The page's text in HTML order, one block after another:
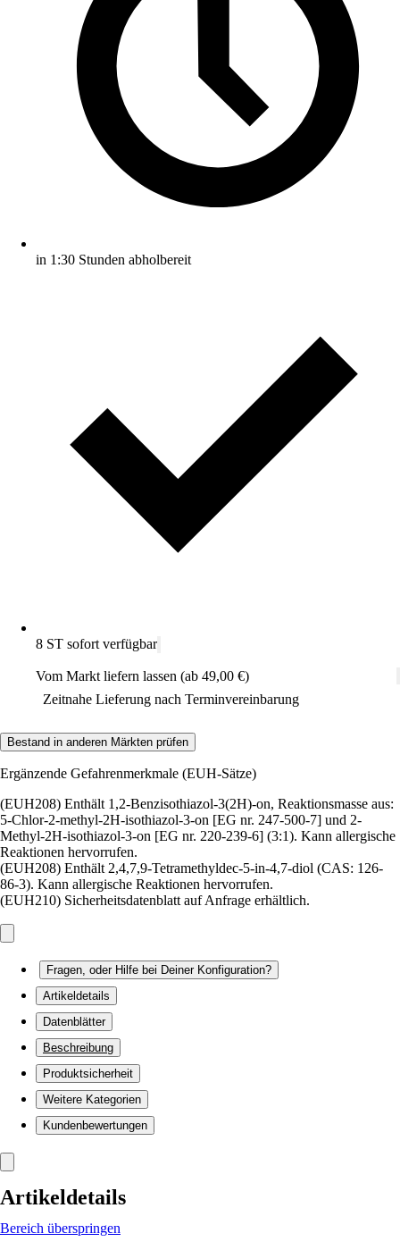
in 1:30 Stunden abholbereit
8 ST sofort verfügbar
Vom Markt liefern lassen (ab 49,00 €)
Zeitnahe Lieferung nach Terminvereinbarung
Bestand in anderen Märkten prüfen
Ergänzende Gefahrenmerkmale (EUH-Sätze)
(EUH208) Enthält 1,2-Benzisothiazol-3(2H)-on, Reaktionsmasse aus:
5-Chlor-2-methyl-2H-isothiazol-3-on [EG nr. 247-500-7] und 2-
Methyl-2H-isothiazol-3-on [EG nr. 220-239-6] (3:1). Kann allergische
Reaktionen hervorrufen.
(EUH208) Enthält 2,4,7,9-Tetramethyldec-5-in-4,7-diol (CAS: 126-
86-3). Kann allergische Reaktionen hervorrufen.
(EUH210) Sicherheitsdatenblatt auf Anfrage erhältlich.
Fragen, oder Hilfe bei Deiner Konfiguration?
Artikeldetails
Datenblätter
Beschreibung
Produktsicherheit
Weitere Kategorien
Kundenbewertungen
Artikeldetails
Bereich überspringen